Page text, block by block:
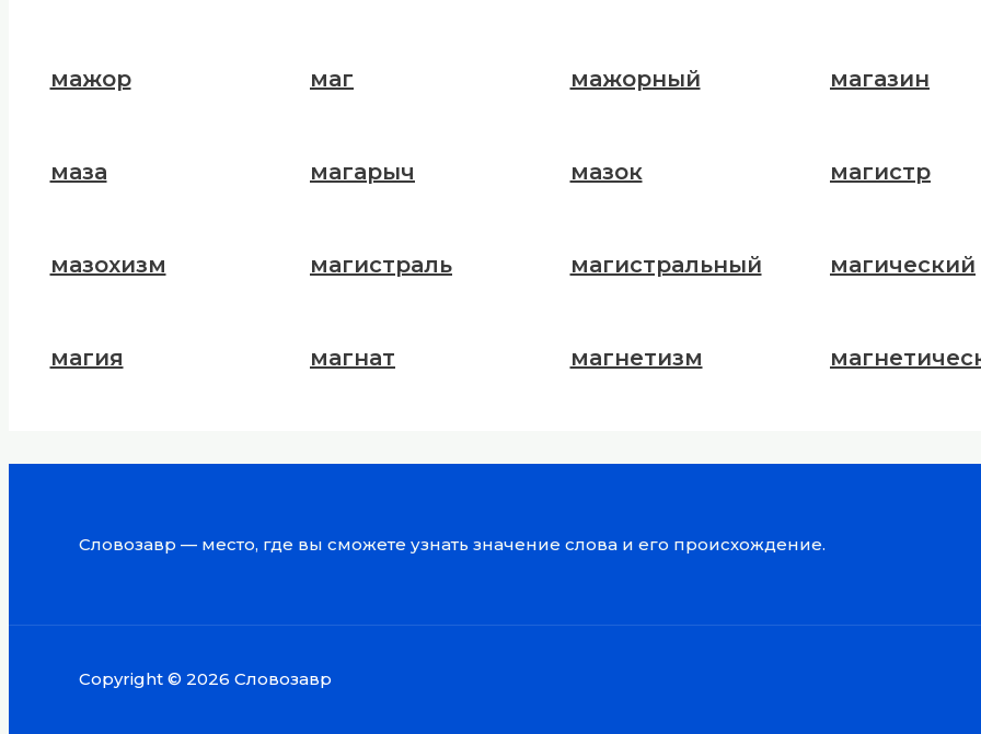
мажор маг мажорный магазин
маза магарыч мазок магистр
мазохизм магистраль магистральный магический
магия магнат магнетизм
Словозавр — место, где вы сможете узнать значение слова и его происхождение.
Copyright © 2026 Словозавр